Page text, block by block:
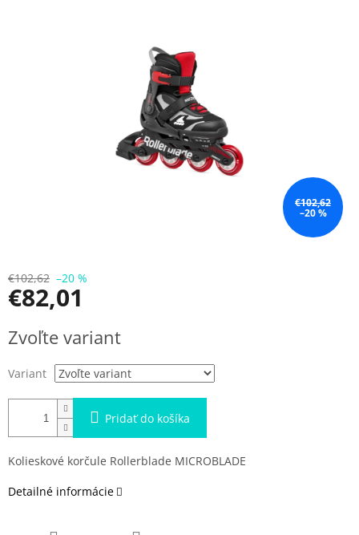
€102,62
–20 %
€102,62 –20 %
€82,01
cena:
Zvoľte variant
Variant
Pridať do košíka
Kolieskové korčule Rollerblade MICROBLADE
Detailné informácie